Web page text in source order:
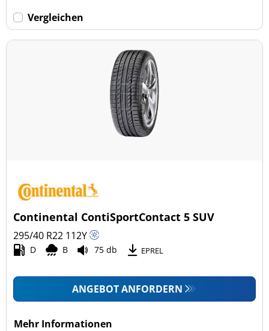
Vergleichen
Continental ContiSportContact 5 SUV
295/40 R22 112Y
D B 75 db EPREL
ANGEBOT ANFORDERN
Mehr Informationen